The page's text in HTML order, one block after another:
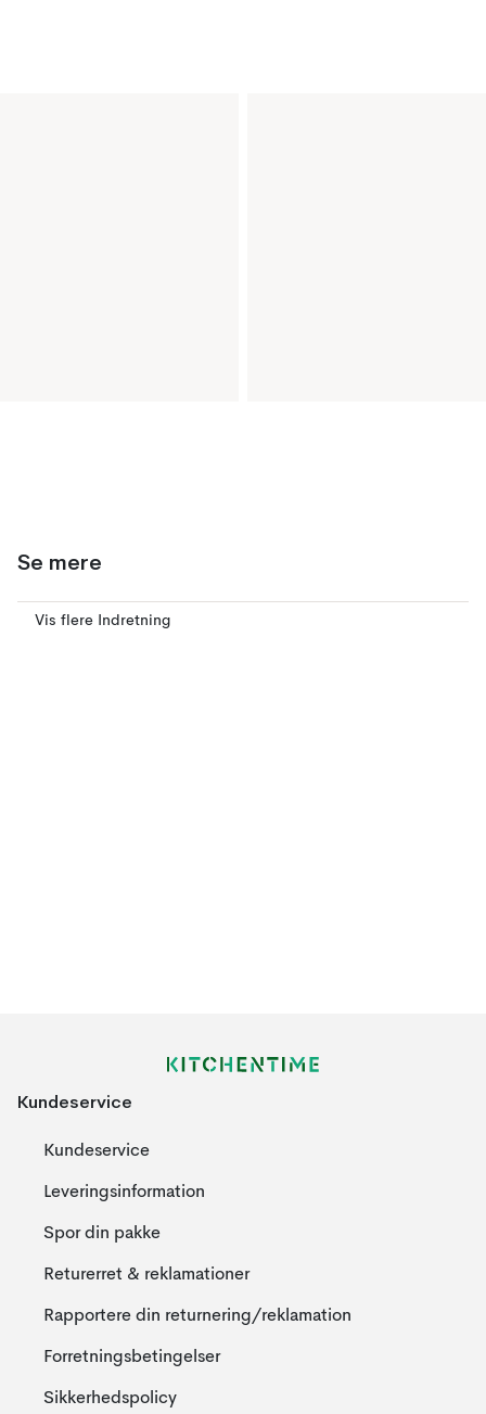
Se mere
Vis flere Indretning
Kundeservice
Kundeservice
Leveringsinformation
Spor din pakke
Returerret & reklamationer
Rapportere din returnering/reklamation
Forretningsbetingelser
Sikkerhedspolicy